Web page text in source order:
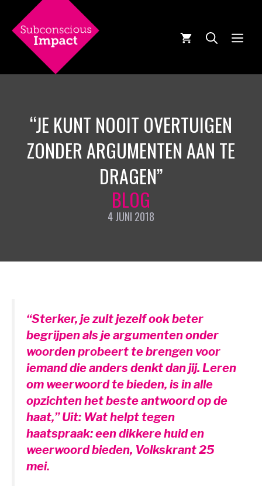
naar
inhoud
“JE KUNT NOOIT OVERTUIGEN
ZONDER ARGUMENTEN AAN TE
DRAGEN”
BLOG
4 JUNI 2018
“Sterker, je zult jezelf ook beter
begrijpen als je argumenten onder
woorden probeert te brengen voor
iemand die anders denkt dan jij. Leren
om weerwoord te bieden, is in alle
opzichten het beste antwoord op de
haat,”Uit: Wat helpt tegen
haatspraak: een dikkere huid en
weerwoord bieden, Volkskrant 25
mei.